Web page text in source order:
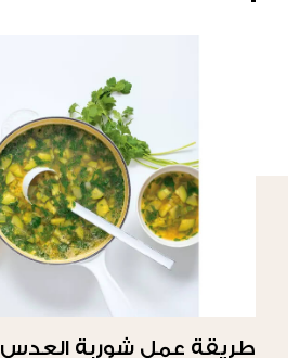
طريقة عمل شوربة العدس